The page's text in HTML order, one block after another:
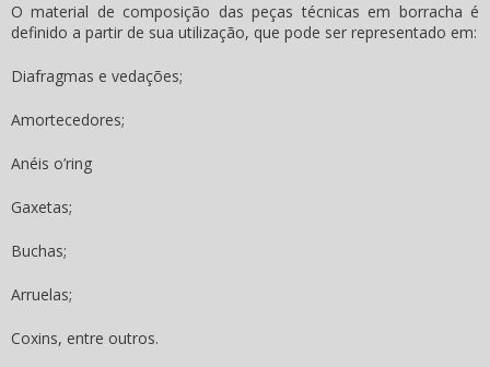
O material de composição das peças técnicas em borracha é
definido a partir de sua utilização, que pode ser representado em:
Diafragmas e vedações;
Amortecedores;
Anéis o’ring
Gaxetas;
Buchas;
Arruelas;
Coxins, entre outros.